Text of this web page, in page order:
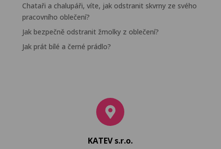
Chataři a chalupáři, víte, jak odstranit skvrny ze svého
pracovního oblečení?
Jak bezpečně odstranit žmolky z oblečení?
Jak prát bílé a černé prádlo?
KATEV s.r.o.